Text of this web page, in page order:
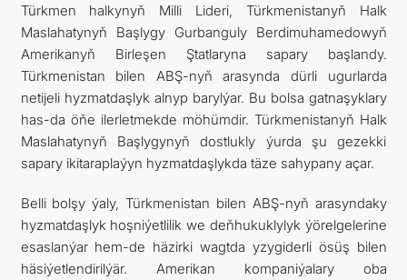
Türkmen halkynyň Milli Lideri, Türkmenistanyň Halk
Maslahatynyň Başlygy Gurbanguly Berdimuhamedowyň
Amerikanyň Birleşen Ştatlaryna sapary başlandy.
Türkmenistan bilen ABŞ-nyň arasynda dürli ugurlarda
netijeli hyzmatdaşlyk alnyp barylýar. Bu bolsa gatnaşyklary
has-da öňe ilerletmekde möhümdir. Türkmenistanyň Halk
Maslahatynyň Başlygynyň dostlukly ýurda şu gezekki
sapary ikitaraplaýyn hyzmatdaşlykda täze sahypany açar.
Belli bolşy ýaly, Türkmenistan bilen ABŞ-nyň arasyndaky
hyzmatdaşlyk hoşniýetlilik we deňhukuklylyk ýörelgelerine
esaslanýar hem-de häzirki wagtda yzygiderli ösüş bilen
häsiýetlendirilýär. Amerikan kompaniýalary oba